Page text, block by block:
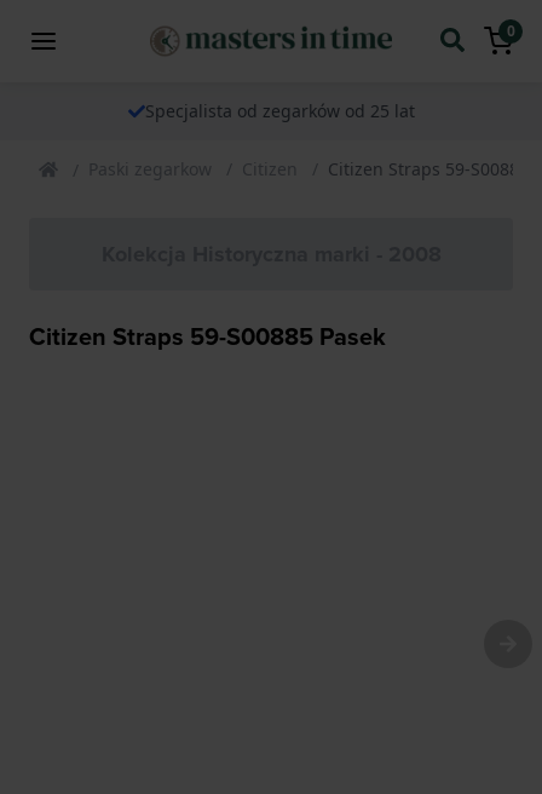
0
Specjalista od zegarków od 25 lat
Paski zegarkow Citizen Citizen Straps 59-S00885
Citizen Straps 59-S00885 Pasek